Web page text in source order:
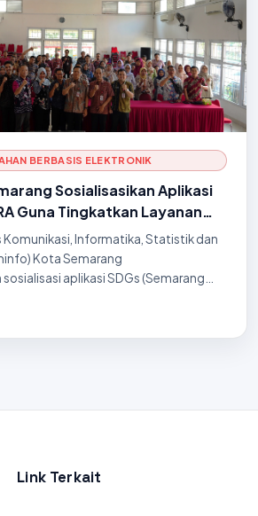
Semarang Tengah pada Rabu (15/7). Pel
BERBASIS ELEKTRONIK
Sosialisasikan Aplikasi
Guna Tingkatkan Layanan
Kelurahan
Komunikasi, Informatika, Statistik dan
Kota Semarang
aplikasi SDGs (Semarang
pegawai kelurahan di wilayah
Kegiatan edukasi yang bertujuan
sosialisasi
Link Terkait